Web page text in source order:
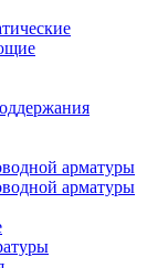
арматуры
арматуры